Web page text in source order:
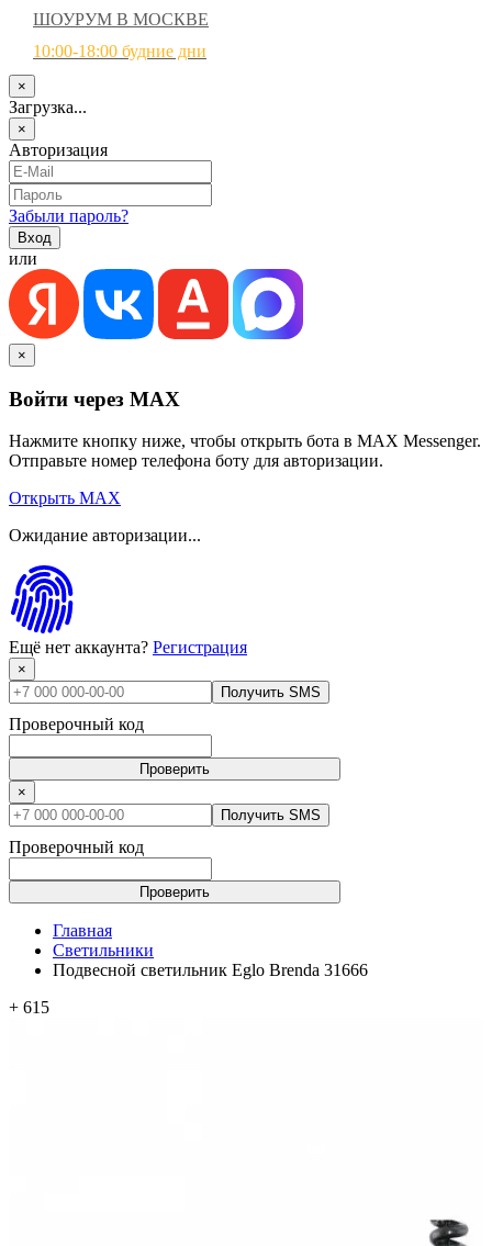
ШОУРУМ В МОСКВЕ
10:00-18:00 будние дни
×
Загрузка...
×
Авторизация
Забыли пароль?
или
×
Войти через MAX
Нажмите кнопку ниже, чтобы открыть бота в MAX Messenger.
Отправьте номер телефона боту для авторизации.
Открыть MAX
Ожидание авторизации...
Ещё нет аккаунта? Регистрация
×
Получить SMS
Проверочный код
Проверить
×
Получить SMS
Проверочный код
Проверить
Главная
Светильники
Подвесной светильник Eglo Brenda 31666
+ 615